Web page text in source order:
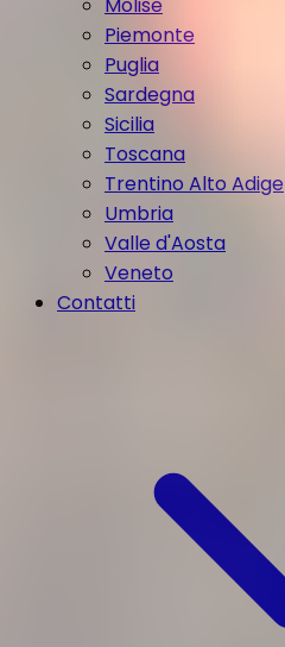
Piemonte
Puglia
Sardegna
Sicilia
Toscana
Trentino Alto Adige
Umbria
Valle d'Aosta
Veneto
Contatti